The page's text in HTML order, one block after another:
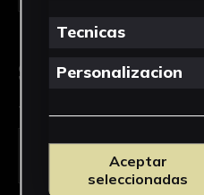
Solicitud de Servicio
Tipo de solicitud *
Tecnicas
Personalizacion
Aceptar
seleccionadas